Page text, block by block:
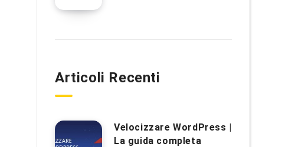
Articoli Recenti
Velocizzare WordPress |
La guida completa